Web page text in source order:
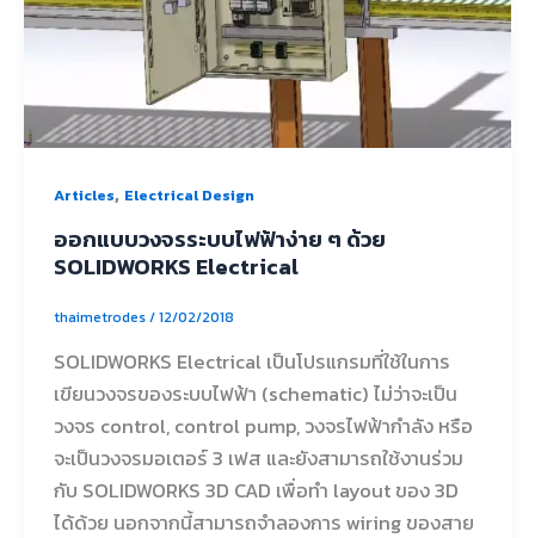
Articles, Electrical Design
ออกแบบวงจรระบบไฟฟ้าง่าย ๆ ด้วย
SOLIDWORKS Electrical
thaimetrodes/12/02/2018
SOLIDWORKS Electrical เป็นโปรแกรมที่ใช้ในการ
เขียนวงจรของระบบไฟฟ้า (schematic) ไม่ว่าจะเป็น
วงจร control, control pump, วงจรไฟฟ้ากำลัง หรือ
จะเป็นวงจรมอเตอร์ 3 เฟส และยังสามารถใช้งานร่วม
กับ SOLIDWORKS 3D CAD เพื่อทำ layout ของ 3D
ได้ด้วย นอกจากนี้สามารถจำลองการ wiring ของสาย